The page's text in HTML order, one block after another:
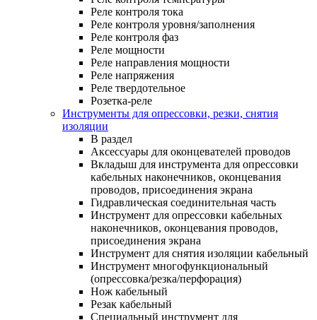
Реле контроля тока
Реле контроля уровня/заполнения
Реле контроля фаз
Реле мощности
Реле направления мощности
Реле напряжения
Реле твердотельное
Розетка-реле
Инструменты для опрессовки, резки, снятия
изоляции
В раздел
Аксессуары для оконцевателей проводов
Вкладыш для инструмента для опрессовки
кабельных наконечников, оконцевания
проводов, присоединения экрана
Гидравлическая соединительная часть
Инструмент для опрессовки кабельных
наконечников, оконцевания проводов,
присоединения экрана
Инструмент для снятия изоляции кабельный
Инструмент многофункциональный
(опрессовка/резка/перфорация)
Нож кабельный
Резак кабельный
Специальный инструмент для